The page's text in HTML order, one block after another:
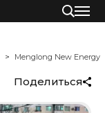
Menglong New Energy
Поделиться